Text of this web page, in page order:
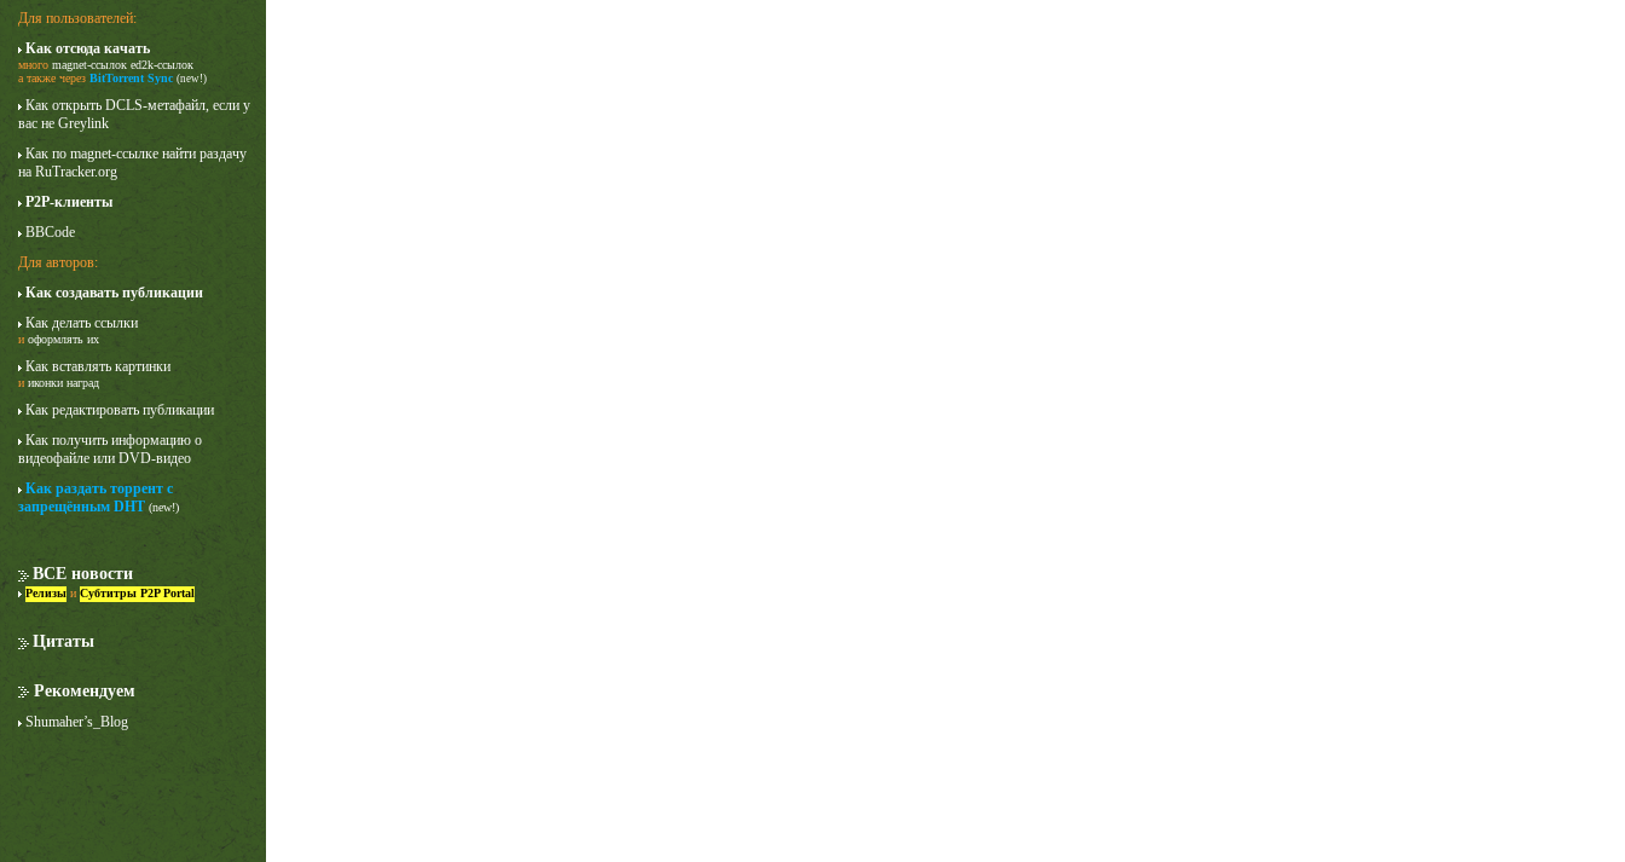
Для пользователей:
Как отсюда качать
много magnet-ссылок ed2k-ссылок
а также через BitTorrent Sync (new!)
Как открыть DCLS-метафайл, если у
вас не Greylink
Как по magnet-ссылке найти раздачу
на RuTracker.org
P2P-клиенты
BBCode
Для авторов:
Как создавать публикации
Как делать ссылки
и оформлять их
Как вставлять картинки
и иконки наград
Как редактировать публикации
Как получить информацию о
видеофайле или DVD-видео
Как раздать торрент с
запрещённым DHT (new!)
ВСЕ новости
Релизы и Субтитры P2P Portal
Цитаты
Рекомендуем
Shumaher’s_Blog